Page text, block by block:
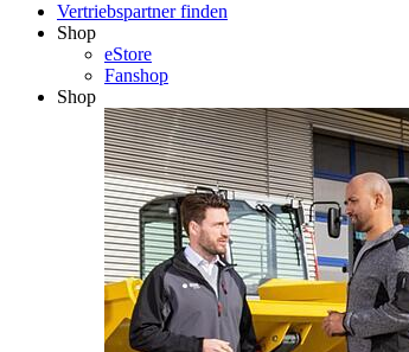
Vertriebspartner finden
Shop
eStore
Fanshop
Shop